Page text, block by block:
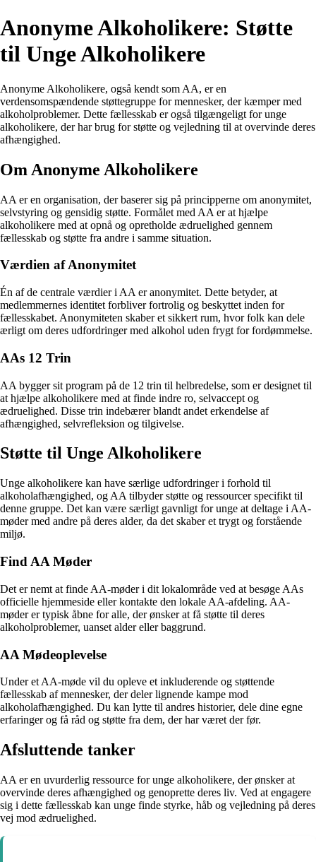
Anonyme Alkoholikere: Støtte
til Unge Alkoholikere
Anonyme Alkoholikere, også kendt som AA, er en
verdensomspændende støttegruppe for mennesker, der kæmper med
alkoholproblemer. Dette fællesskab er også tilgængeligt for unge
alkoholikere, der har brug for støtte og vejledning til at overvinde deres
afhængighed.
Om Anonyme Alkoholikere
AA er en organisation, der baserer sig på principperne om anonymitet,
selvstyring og gensidig støtte. Formålet med AA er at hjælpe
alkoholikere med at opnå og opretholde ædruelighed gennem
fællesskab og støtte fra andre i samme situation.
Værdien af Anonymitet
Én af de centrale værdier i AA er anonymitet. Dette betyder, at
medlemmernes identitet forbliver fortrolig og beskyttet inden for
fællesskabet. Anonymiteten skaber et sikkert rum, hvor folk kan dele
ærligt om deres udfordringer med alkohol uden frygt for fordømmelse.
AAs 12 Trin
AA bygger sit program på de 12 trin til helbredelse, som er designet til
at hjælpe alkoholikere med at finde indre ro, selvaccept og
ædruelighed. Disse trin indebærer blandt andet erkendelse af
afhængighed, selvrefleksion og tilgivelse.
Støtte til Unge Alkoholikere
Unge alkoholikere kan have særlige udfordringer i forhold til
alkoholafhængighed, og AA tilbyder støtte og ressourcer specifikt til
denne gruppe. Det kan være særligt gavnligt for unge at deltage i AA-
møder med andre på deres alder, da det skaber et trygt og forstående
miljø.
Find AA Møder
Det er nemt at finde AA-møder i dit lokalområde ved at besøge AAs
officielle hjemmeside eller kontakte den lokale AA-afdeling. AA-
møder er typisk åbne for alle, der ønsker at få støtte til deres
alkoholproblemer, uanset alder eller baggrund.
AA Mødeoplevelse
Under et AA-møde vil du opleve et inkluderende og støttende
fællesskab af mennesker, der deler lignende kampe mod
alkoholafhængighed. Du kan lytte til andres historier, dele dine egne
erfaringer og få råd og støtte fra dem, der har været der før.
Afsluttende tanker
AA er en uvurderlig ressource for unge alkoholikere, der ønsker at
overvinde deres afhængighed og genoprette deres liv. Ved at engagere
sig i dette fællesskab kan unge finde styrke, håb og vejledning på deres
vej mod ædruelighed.